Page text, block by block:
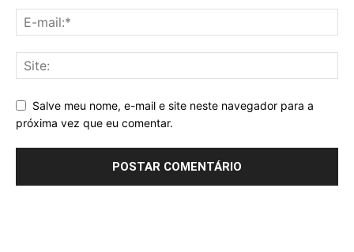
Salve meu nome, e-mail e site neste navegador para a
próxima vez que eu comentar.